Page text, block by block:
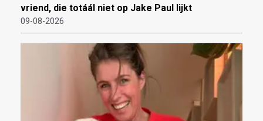
vriend, die totáál niet op Jake Paul lijkt
09-08-2026